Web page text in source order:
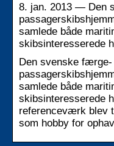
8. jan. 2013 — Den
samlede både
skibsinteresserede
Den svenske
samlede både
skibsinteresserede
referenceværk blev
som hobby for